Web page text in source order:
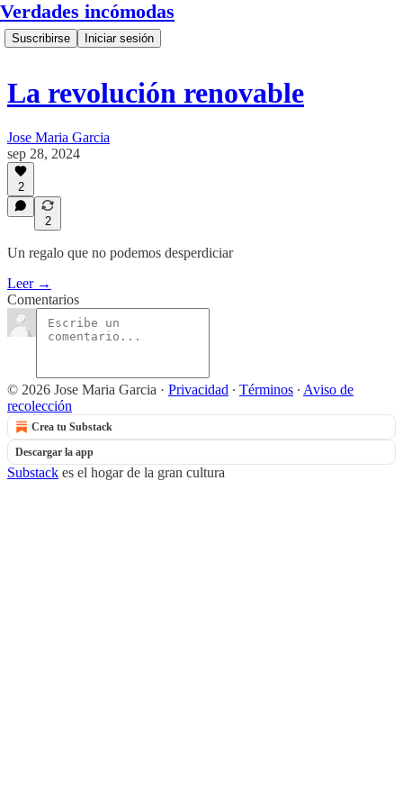
Verdades incómodas
Suscribirse Iniciar sesión
La revolución renovable
Jose Maria Garcia
sep 28, 2024
2
2
Un regalo que no podemos desperdiciar
Leer →
Comentarios
© 2026 Jose Maria Garcia · Privacidad ∙ Términos ∙ Aviso de
recolección
Crea tu Substack
Descargar la app
Substack es el hogar de la gran cultura